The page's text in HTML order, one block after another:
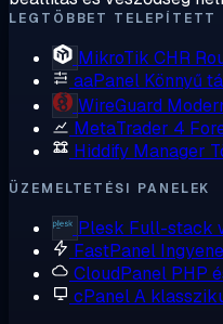
LEGTÖBBET TELEPÍTETT
MikroTik CHR
aaPanel Könnyű
WireGuard
MetaTrader 4
Hiddify Manager
ÜZEMELTETÉSI PANELEK
Plesk Full-stack
FastPanel
CloudPanel PHP
cPanelA